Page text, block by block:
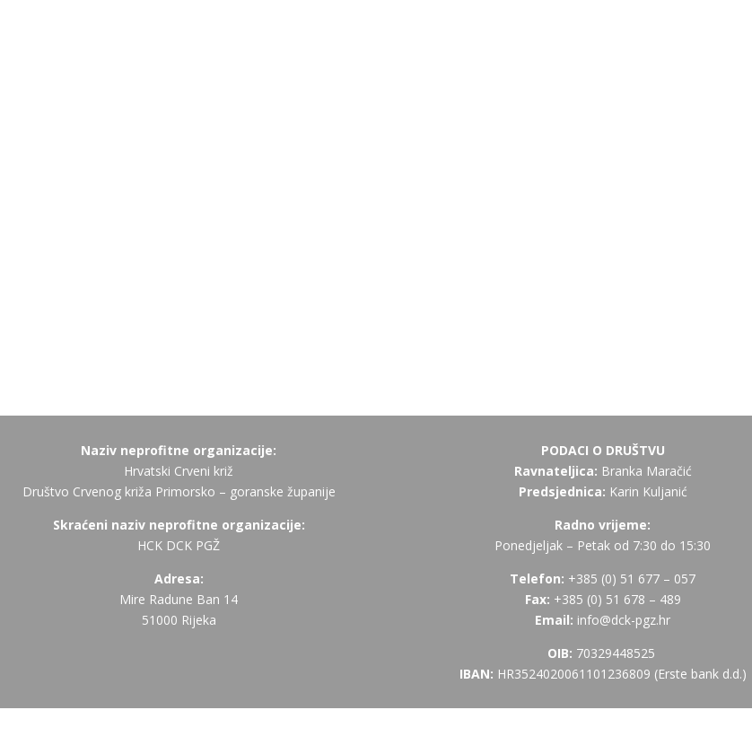
Naziv neprofitne organizacije:
Hrvatski Crveni križ
Društvo Crvenog križa Primorsko – goranske županije
Skraćeni naziv neprofitne organizacije:
HCK DCK PGŽ
Adresa:
Mire Radune Ban 14
51000 Rijeka
PODACI O DRUŠTVU
Ravnateljica: Branka Maračić
Predsjednica: Karin Kuljanić
Radno vrijeme:
Ponedjeljak – Petak od 7:30 do 15:30
Telefon: +385 (0) 51 677 – 057
Fax: +385 (0) 51 678 – 489
Email: info@dck-pgz.hr
OIB: 70329448525
IBAN: HR3524020061101236809 (Erste bank d.d.)